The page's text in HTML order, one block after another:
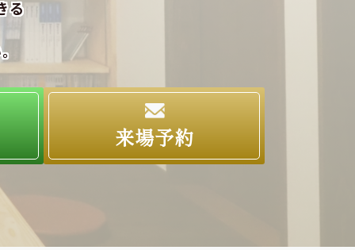
る
来場予約